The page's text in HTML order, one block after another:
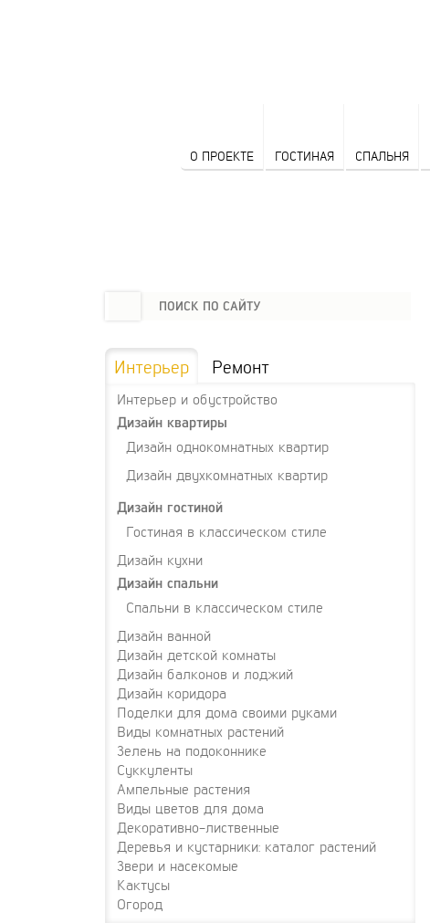
О ПРОЕКТЕ ГОСТИНАЯ СПАЛЬНЯ
Интерьер Ремонт
Интерьер и обустройство
Дизайн квартиры
Дизайн однокомнатных квартир
Дизайн двухкомнатных квартир
Дизайн гостиной
Гостиная в классическом стиле
Дизайн кухни
Дизайн спальни
Спальни в классическом стиле
Дизайн ванной
Дизайн детской комнаты
Дизайн балконов и лоджий
Дизайн коридора
Поделки для дома своими руками
Виды комнатных растений
Зелень на подоконнике
Суккуленты
Ампельные растения
Виды цветов для дома
Декоративно-лиственные
Деревья и кустарники: каталог растений
Звери и насекомые
Кактусы
Огород